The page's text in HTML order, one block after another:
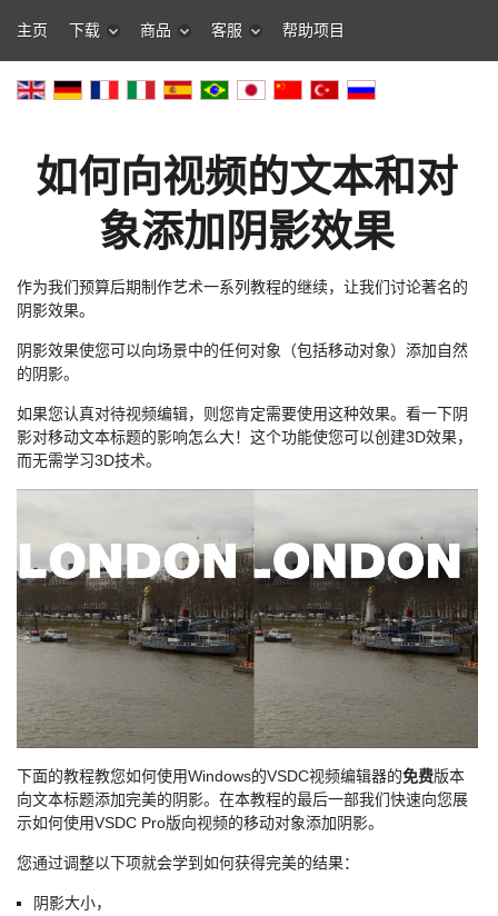
主页 下载 商品 客服 帮助项目
如何向视频的文本和对
象添加阴影效果
作为我们预算后期制作艺术一系列教程的继续，让我们讨论著名的
阴影效果。
阴影效果使您可以向场景中的任何对象（包括移动对象）添加自然
的阴影。
如果您认真对待视频编辑，则您肯定需要使用这种效果。看一下阴
影对移动文本标题的影响怎么大！这个功能使您可以创建3D效果，
而无需学习3D技术。
下面的教程教您如何使用Windows的VSDC视频编辑器的免费版本
向文本标题添加完美的阴影。在本教程的最后一部我们快速向您展
示如何使用VSDC Pro版向视频的移动对象添加阴影。
您通过调整以下项就会学到如何获得完美的结果：
阴影大小，